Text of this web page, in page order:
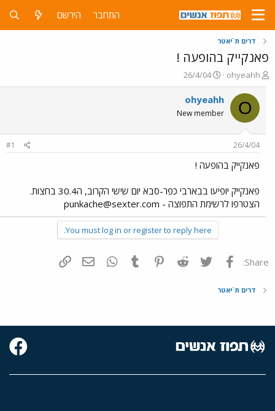
התחבר הירשם
דרים ת`יאטר
פאנקייק בהופעה !
פ
ו
ת
ח
ה
ש
א
ohyeahh
פ
ו
ר
ם
ר
26/4/04
O
ohyeahh
New member
26/4/04
#1
פאנקייק בהופעה !
פאנקייק יופיעו בבארבי כפר-סבא יום שישי הקרוב, ה30.4 בחצות.
הצטרפו לרשימת התפוצה - punkache@sexter.com
You must log in or register to reply here.
Share: פייסבוק Twitter
Reddit
Pinterest
Tumblr
WhatsAppדואר אלקטרוני
דרים ת`יאטר